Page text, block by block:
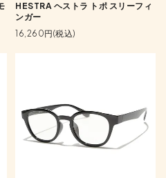
HESTRA ヘストラ トポ スリーフィ
ンガー
16,260円(税込)